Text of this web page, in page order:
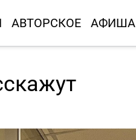
АВТОРСКОЕ АФИША